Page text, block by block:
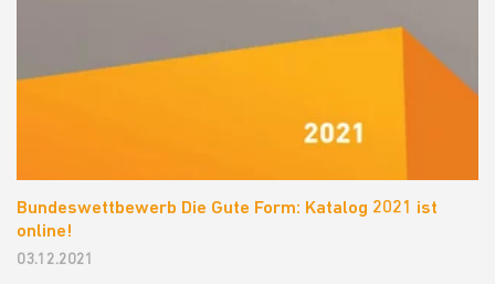
Bundeswettbewerb Die Gute Form: Katalog 2021 ist
online!
03.12.2021